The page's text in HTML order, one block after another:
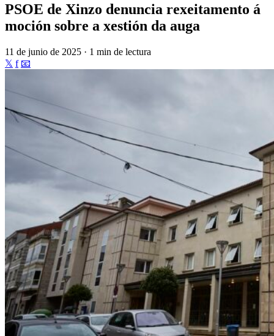
PSOE de Xinzo denuncia rexeitamento á
moción sobre a xestión da auga
11 de junio de 2025 · 1 min de lectura
𝕏 f 📧